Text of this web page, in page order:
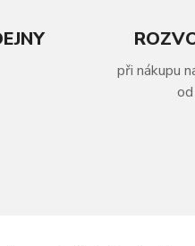
při nákupu